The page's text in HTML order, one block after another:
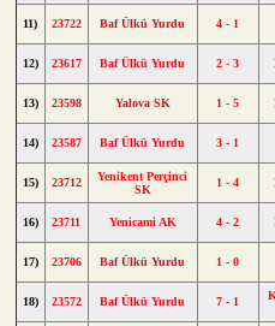
11) 23722 Baf Ülkü Yurdu 4 - 1
12) 23617 Baf Ülkü Yurdu 2 - 3
13) 23598 Yalova SK 1 - 5
14) 23587 Baf Ülkü Yurdu 3 - 1
15) 23712
Yenikent Perçinci
SK
1 - 4
16) 23711 Yenicami AK 4 - 2
17) 23706 Baf Ülkü Yurdu 1 - 0
18) 23572 Baf Ülkü Yurdu 7 - 1